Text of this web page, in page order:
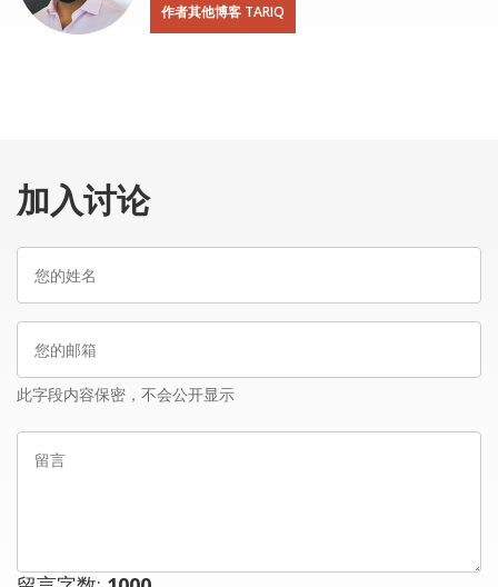
作者其他博客 TARIQ
加入讨论
您
您
邮
此字段内容保密，不会公开显示
留